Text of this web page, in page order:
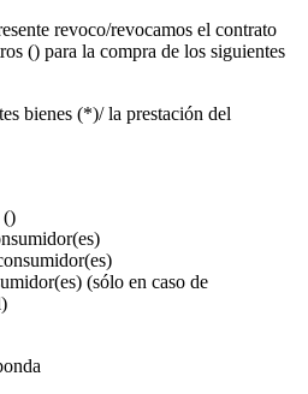
revoco/revocamos el contrato
() para la compra de los siguientes
bienes (*)/ la prestación del
()
(sólo en caso de